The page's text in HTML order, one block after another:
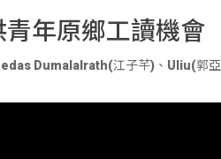
年原鄉工讀機會
Dumalalrath(江子芊) 、 Uliu(郭